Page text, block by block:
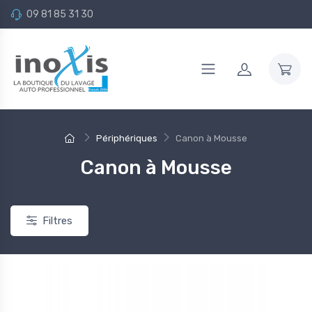
09 81 85 31 30
Périphériques Canon à Mousse
Canon à Mousse
-30%
Filtres